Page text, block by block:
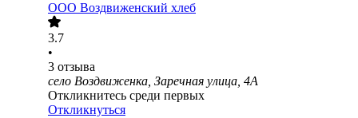
ООО Воздвиженский хлеб
3.7
•
3 отзыва
село Воздвиженка, Заречная улица, 4А
Откликнитесь среди первых
Откликнуться